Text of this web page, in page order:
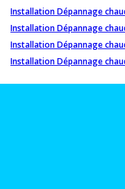
Installation Dépannage
Installation Dépannage
Installation Dépannage
Installation Dépannage